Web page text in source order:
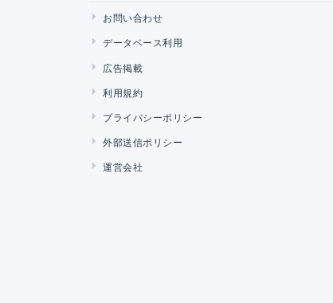
お問い合わせ
データベース利用
広告掲載
利用規約
プライバシーポリシー
外部送信ポリシー
運営会社